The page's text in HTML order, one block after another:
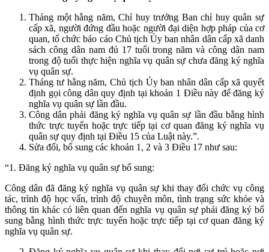
Tháng một hằng năm, Chỉ huy trưởng Ban chỉ huy quân sự
cấp xã, người đứng đầu hoặc người đại diện hợp pháp của cơ
quan, tổ chức báo cáo Chủ tịch Ủy ban nhân dân cấp xã danh
sách công dân nam đủ 17 tuổi trong năm và công dân nam
trong độ tuổi thực hiện nghĩa vụ quân sự chưa đăng ký nghĩa
vụ quân sự.
Tháng tư hằng năm, Chủ tịch Ủy ban nhân dân cấp xã quyết
định gọi công dân quy định tại khoản 1 Điều này để đăng ký
nghĩa vụ quân sự lần đầu.
Công dân phải đăng ký nghĩa vụ quân sự lần đầu bằng hình
thức trực tuyến hoặc trực tiếp tại cơ quan đăng ký nghĩa vụ
quân sự quy định tại Điều 15 của Luật này.”.
Sửa đổi, bổ sung các khoản 1, 2 và 3 Điều 17 như sau:
“1. Đăng ký nghĩa vụ quân sự bổ sung:
Công dân đã đăng ký nghĩa vụ quân sự khi thay đổi chức vụ công
tác, trình độ học vấn, trình độ chuyên môn, tình trạng sức khỏe và
thông tin khác có liên quan đến nghĩa vụ quân sự phải đăng ký bổ
sung bằng hình thức trực tuyến hoặc trực tiếp tại cơ quan đăng ký
nghĩa vụ quân sự.